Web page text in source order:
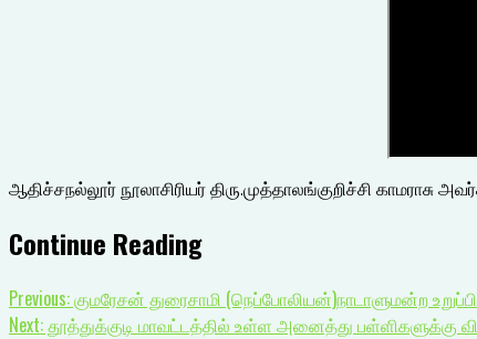
ஆதிச்சநல்லூர் நூலாசிரியர் திரு.முத்தாலங்குறிச்சி
Continue Reading
Previous:குமரேசன் துரைசாமி (நெப்போலியன்)நாடாளுமன்ற
Next:தூத்துக்குடி மாவட்டத்தில் உள்ள அனைத்து பள்ளிகளுக்கு